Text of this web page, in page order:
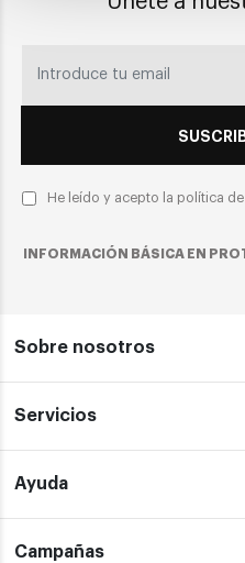
He leído y acepto la política de
INFORMACIÓN BÁSICA EN
Sobre nosotros
Servicios
Ayuda
Campañas